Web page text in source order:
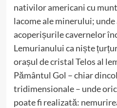
nativilor americani cu
lacome ale minerului;
acoperișurile cavernelor
Lemurianului ca niște
orașul de cristal Telos al
Pământul Gol – chiar
tridimensionale – unde
poate fi realizată: